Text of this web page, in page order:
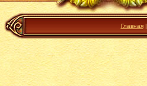
Главная|